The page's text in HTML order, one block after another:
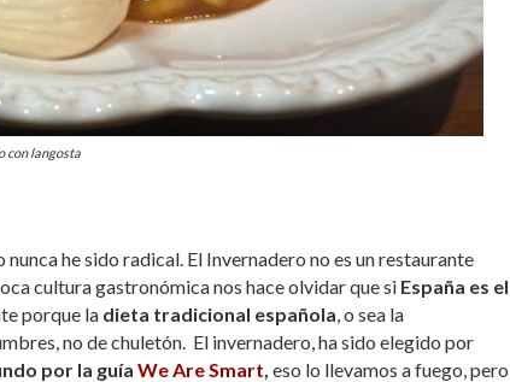
con langosta
he sido radical. El Invernadero no es un restaurante
cultura gastronómica nos hace olvidar que si España es el
porque la dieta tradicional española , o sea la
no de chuletón. El invernadero, ha sido elegido por
por la guía We Are Smart eso lo llevamos a fuego, pero